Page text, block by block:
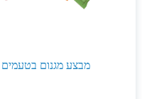
מבצע מגנום בטעמים